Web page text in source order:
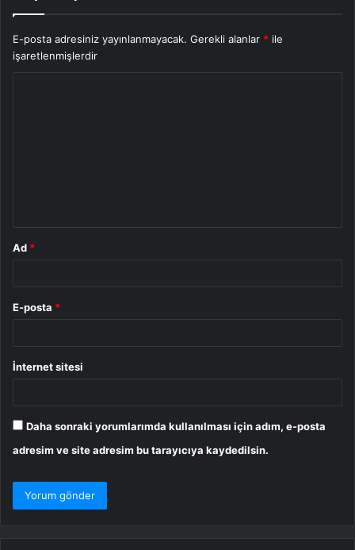
E-posta adresiniz yayınlanmayacak. Gerekli alanlar * ile
işaretlenmişlerdir
Ad *
E-posta *
İnternet sitesi
Daha sonraki yorumlarımda kullanılması için adım, e-posta
adresim ve site adresim bu tarayıcıya kaydedilsin.